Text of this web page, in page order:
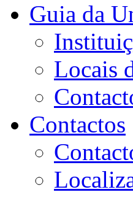
Guia da
Locais
Contactos